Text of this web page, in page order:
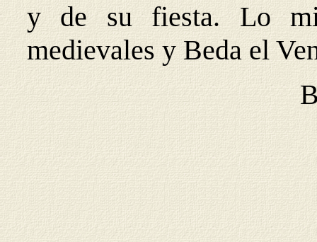
y de su fiesta. Lo
medievales y Beda el